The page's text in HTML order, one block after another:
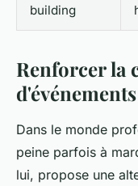
building
Renforcer la
Dans le monde
peine parfois à
lui, propose une